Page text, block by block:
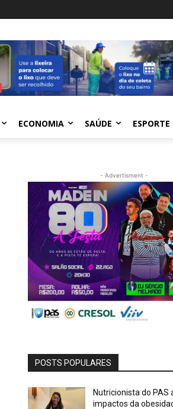
ECONOMIA SAÚDE ESPORTE
- Advertisment -
POSTS POPULARES
Nutricionista do PAS
impactos da